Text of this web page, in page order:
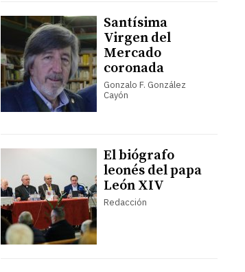
Santísima
Virgen del
Mercado
coronada
Gonzalo F. González
Cayón
El biógrafo
leonés del papa
León XIV
Redacción